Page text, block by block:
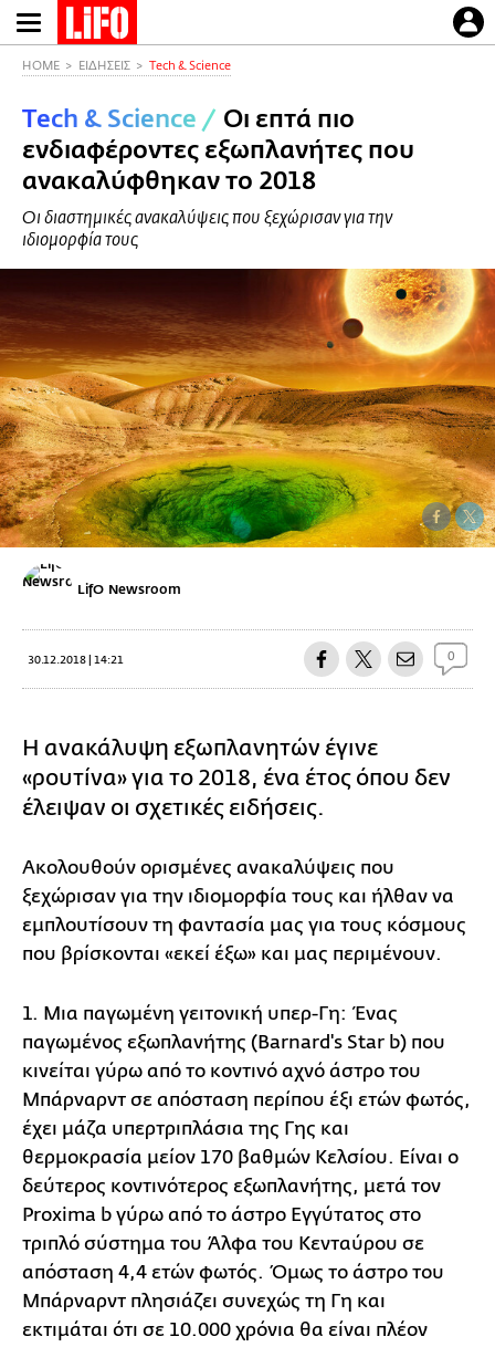
Παράκαμψη
προς
περιεχόμενο
HOME ΕΙΔΗΣΕΙΣ Τech & Science
Τech & Science / Οι επτά πιο
ενδιαφέροντες εξωπλανήτες που
ανακαλύφθηκαν το 2018
Οι διαστημικές ανακαλύψεις που ξεχώρισαν για την
ιδιομορφία τους
LifO Newsroom
30.12.2018 | 14:21 0
Η ανακάλυψη εξωπλανητών έγινε
«ρουτίνα» για το 2018, ένα έτος όπου δεν
έλειψαν οι σχετικές ειδήσεις.
Ακολουθούν ορισμένες ανακαλύψεις που
ξεχώρισαν για την ιδιομορφία τους και ήλθαν να
εμπλουτίσουν τη φαντασία μας για τους κόσμους
που βρίσκονται «εκεί έξω» και μας περιμένουν.
1. Μια παγωμένη γειτονική υπερ-Γη: Ένας
παγωμένος εξωπλανήτης (Barnard's Star b) που
κινείται γύρω από το κοντινό αχνό άστρο του
Μπάρναρντ σε απόσταση περίπου έξι ετών φωτός,
έχει μάζα υπερτριπλάσια της Γης και
θερμοκρασία μείον 170 βαθμών Κελσίου. Είναι ο
δεύτερος κοντινότερος εξωπλανήτης, μετά τον
Proxima b γύρω από το άστρο Εγγύτατος στο
τριπλό σύστημα του Άλφα του Κενταύρου σε
απόσταση 4,4 ετών φωτός. Όμως το άστρο του
Μπάρναρντ πλησιάζει συνεχώς τη Γη και
εκτιμάται ότι σε 10.000 χρόνια θα είναι πλέον